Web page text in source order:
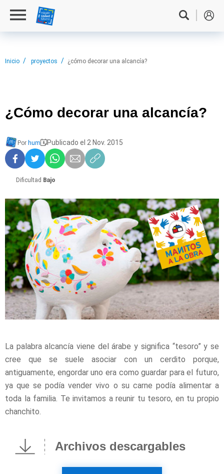
Inicio proyectos ¿cómo decorar una alcancía?
¿Cómo decorar una alcancía?
Por hum Publicado el 2 Nov. 2015
Dificultad Bajo
La palabra alcancía viene del árabe y significa “tesoro” y se
cree que se suele asociar con un cerdito porque,
antiguamente, engordar uno era como guardar para el futuro,
ya que se podía vender vivo o su carne podía alimentar a
toda la familia. Te invitamos a reunir tu tesoro, en tu propio
chanchito.
Archivos descargables